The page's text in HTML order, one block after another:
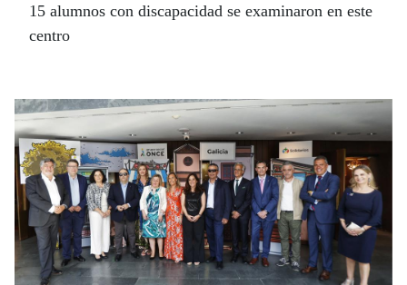
15 alumnos con discapacidad se examinaron en este
centro